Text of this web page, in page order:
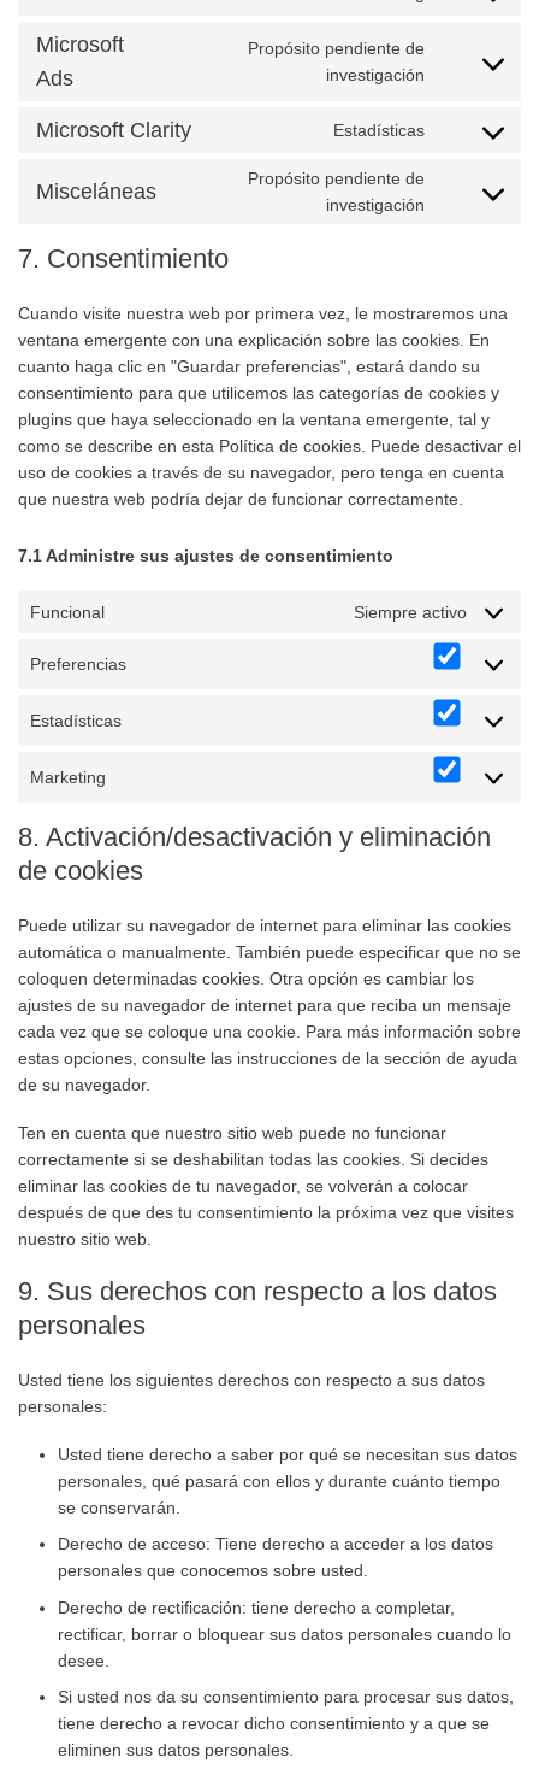
youtube
Microsoft
Ads
Propósito pendiente de
investigación
Consent
microsoft-
Microsoft Clarity Estadísticas
Consent
service
Misceláneas
Propósito pendiente de
investigación
Consent
7. Consentimiento
Cuando visite nuestra web por primera vez, le mostraremos una
ventana emergente con una explicación sobre las cookies. En
cuanto haga clic en "Guardar preferencias", estará dando su
consentimiento para que utilicemos las categorías de cookies y
plugins que haya seleccionado en la ventana emergente, tal y
como se describe en esta Política de cookies. Puede desactivar el
uso de cookies a través de su navegador, pero tenga en cuenta
que nuestra web podría dejar de funcionar correctamente.
7.1 Administre sus ajustes de consentimiento
Funcional Siempre activo
Preferencias
Estadísticas
Marketing Marketing
8. Activación/desactivación y eliminación
de cookies
Puede utilizar su navegador de internet para eliminar las cookies
automática o manualmente. También puede especificar que no se
coloquen determinadas cookies. Otra opción es cambiar los
ajustes de su navegador de internet para que reciba un mensaje
cada vez que se coloque una cookie. Para más información sobre
estas opciones, consulte las instrucciones de la sección de ayuda
de su navegador.
Ten en cuenta que nuestro sitio web puede no funcionar
correctamente si se deshabilitan todas las cookies. Si decides
eliminar las cookies de tu navegador, se volverán a colocar
después de que des tu consentimiento la próxima vez que visites
nuestro sitio web.
9. Sus derechos con respecto a los datos
personales
Usted tiene los siguientes derechos con respecto a sus datos
personales:
Usted tiene derecho a saber por qué se necesitan sus datos
personales, qué pasará con ellos y durante cuánto tiempo
se conservarán.
Derecho de acceso: Tiene derecho a acceder a los datos
personales que conocemos sobre usted.
Derecho de rectificación: tiene derecho a completar,
rectificar, borrar o bloquear sus datos personales cuando lo
desee.
Si usted nos da su consentimiento para procesar sus datos,
tiene derecho a revocar dicho consentimiento y a que se
eliminen sus datos personales.